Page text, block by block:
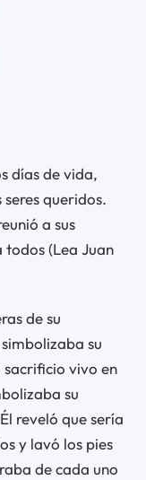
días de vida,
queridos.
a sus
todos (Lea Juan
de su
su
vivo en
su
reveló que sería
y lavó los pies
de cada uno